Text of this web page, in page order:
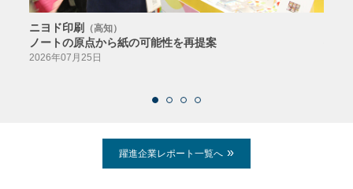
ニヨド印刷 （高知）
ノートの原点から紙の可能性を再提案
2026年07月25日
躍進企業レポート一覧へ